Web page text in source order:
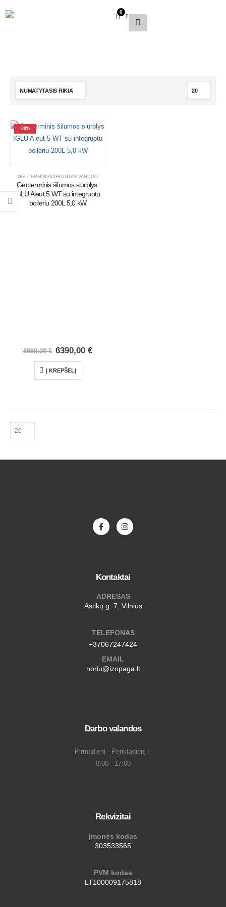
0
-29%
GEOTERMINIAI/GRUNTAS-VANDUO
Geoterminis šilumos siurblys
IGLU Aleut 5 WT su integruotu
boileriu 200L 5,0 kW
8999,00€ 6390,00€
Į KREPŠELĮ
Kontaktai
ADRESAS
Astikų g. 7, Vilnius
TELEFONAS
+37067247424
EMAIL
noriu@izopaga.lt
Darbo valandos
Pirmadienį - Penktadienį :
8:00 - 17:00
Rekvizitai
Įmonės kodas
303533565
PVM kodas
LT100009175818